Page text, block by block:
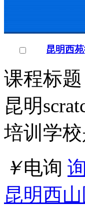
昆明西
课程标
昆明
培训学
￥电询
昆明西